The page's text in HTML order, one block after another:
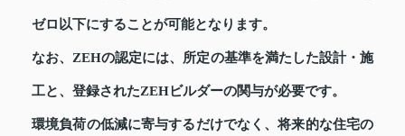
ゼロ以下にすることが可能となります。
なお、ZEHの認定には、所定の基準を満たした設計・施
工と、登録されたZEHビルダーの関与が必要です。
環境負荷の低減に寄与するだけでなく、将来的な住宅の